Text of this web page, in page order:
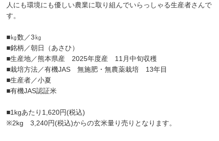
人にも環境にも優しい農業に取り組んでいらっしゃる生産者さんで
す。
■㎏数／3㎏
■銘柄／朝日（あさひ）
■生産地／熊本県産 2025年度産 11月中旬収穫
■栽培方法／有機JAS 無施肥・無農薬栽培 13年目
■生産者／小夏
■有機JAS認証米
■1kgあたり1,620円(税込)
※2kg 3,240円(税込)からの玄米量り売りとなります。